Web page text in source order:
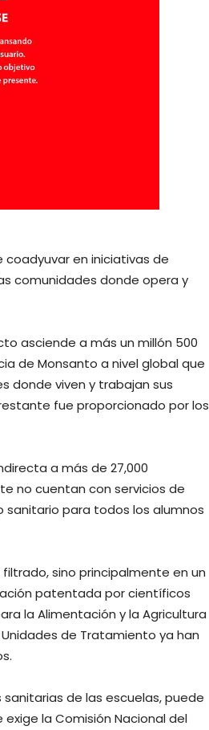
en iniciativas de
comunidades donde opera y
asciende a más un millón 500
de Monsanto a nivel global que
donde viven y trabajan sus
fue proporcionado por los
a más de 27,000
no cuentan con servicios de
sanitario para todos los alumnos
sino principalmente en un
patentada por científicos
la Alimentación y la Agricultura
de Tratamiento ya han
de las escuelas, puede
la Comisión Nacional del